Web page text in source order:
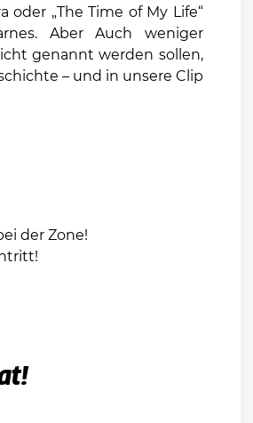
oder „The Time of My Life“
Aber Auch weniger
genannt werden sollen,
– und in unsere Clip
der Zone!